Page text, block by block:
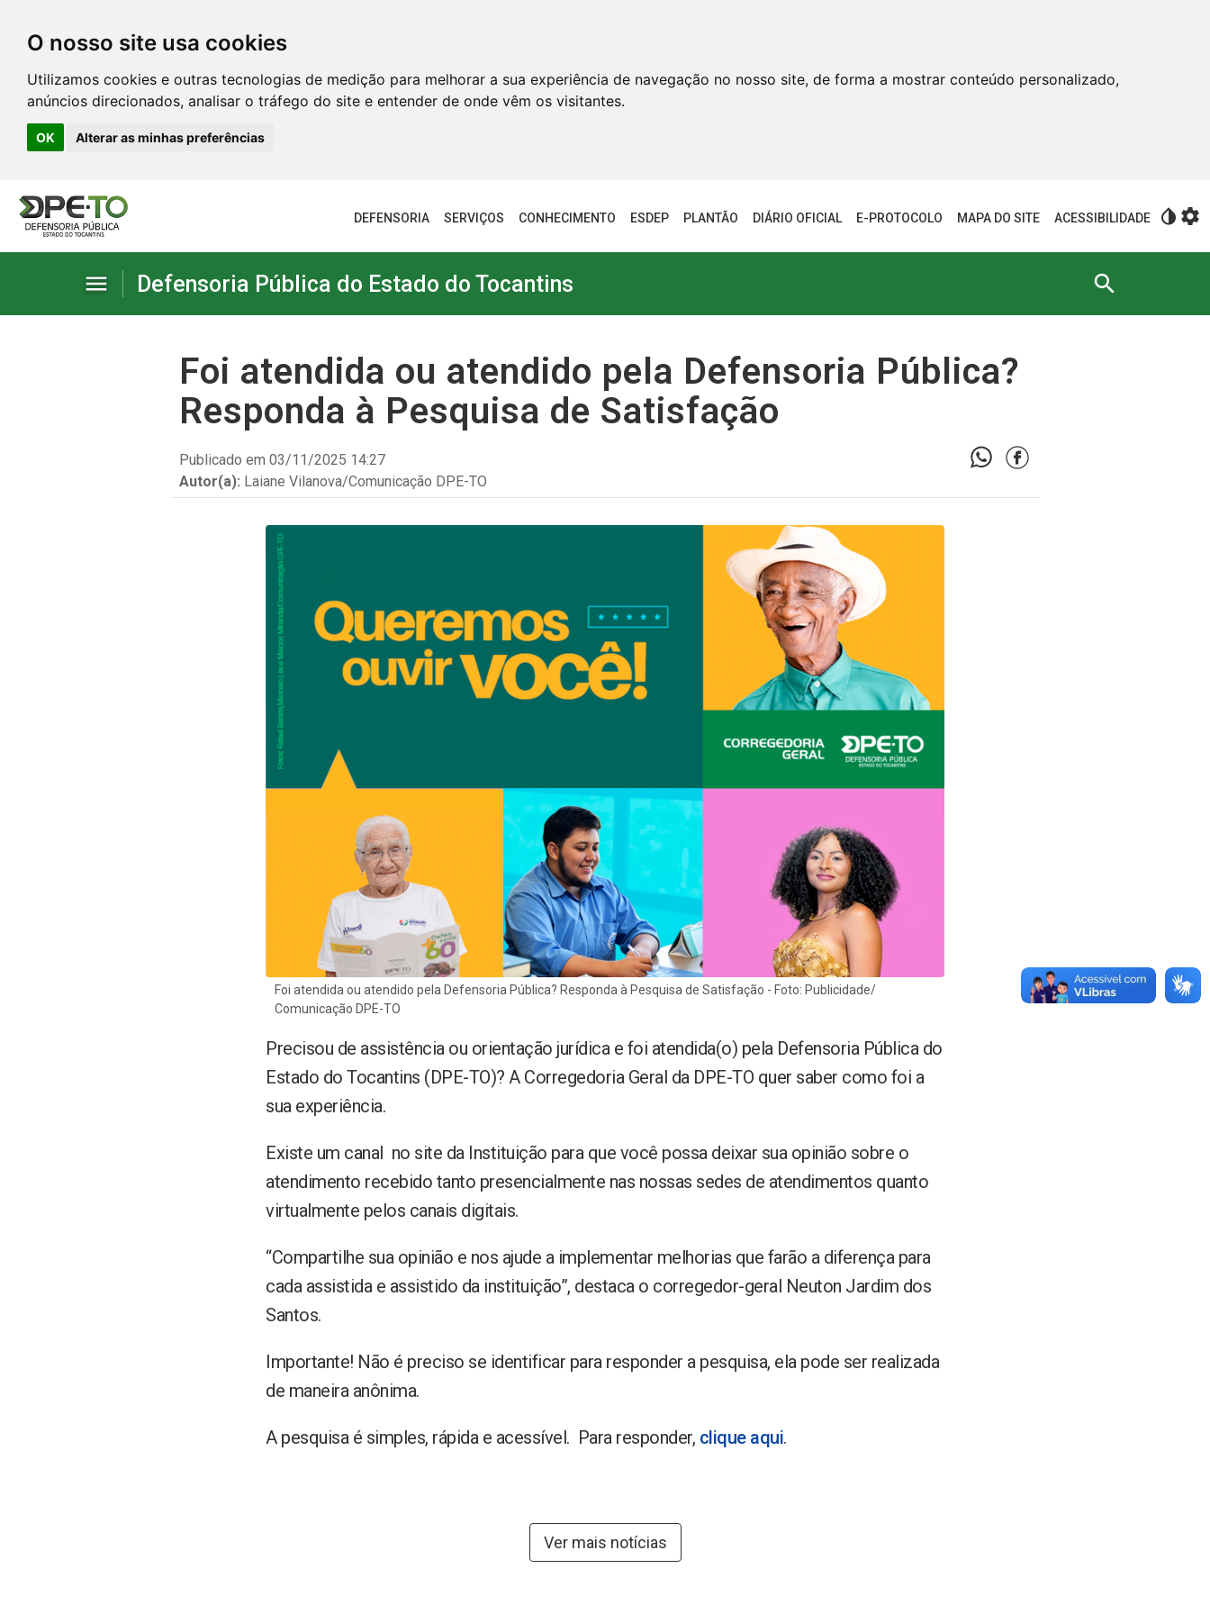
O nosso site usa cookies
Utilizamos cookies e outras tecnologias de medição para melhorar a sua experiência de navegação no nosso site, de forma a mostrar conteúdo personalizado,
anúncios direcionados, analisar o tráfego do site e entender de onde vêm os visitantes.
OK Alterar as minhas preferências
DEFENSORIA SERVIÇOS CONHECIMENTO ESDEP PLANTÃO DIÁRIO OFICIAL E-PROTOCOLO MAPA DO SITE ACESSIBILIDADE invert_colors settings
menu Defensoria Pública do Estado do Tocantins search
Serviços administrativos
Escola Superior da Defensoria
Foi atendida ou atendido pela Defensoria Pública?
Responda à Pesquisa de Satisfação
Publicado em 03/11/2025 14:27
Autor(a): Laiane Vilanova/Comunicação DPE-TO
Foi atendida ou atendido pela Defensoria Pública? Responda à Pesquisa de Satisfação - Foto: Publicidade/
Comunicação DPE-TO
Precisou de assistência ou orientação jurídica e foi atendida(o) pela Defensoria Pública do
Estado do Tocantins (DPE-TO)? A Corregedoria Geral da DPE-TO quer saber como foi a
sua experiência.
Existe um canal no site da Instituição para que você possa deixar sua opinião sobre o
atendimento recebido tanto presencialmente nas nossas sedes de atendimentos quanto
virtualmente pelos canais digitais.
“Compartilhe sua opinião e nos ajude a implementar melhorias que farão a diferença para
cada assistida e assistido da instituição”, destaca o corregedor-geral Neuton Jardim dos
Santos.
Importante! Não é preciso se identificar para responder a pesquisa, ela pode ser realizada
de maneira anônima.
A pesquisa é simples, rápida e acessível. Para responder, clique aqui.
Ver mais notícias